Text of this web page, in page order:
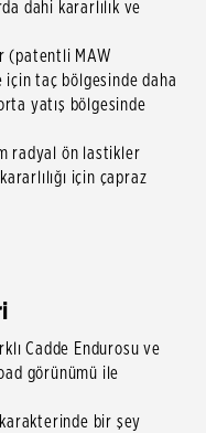
dahi kararlılık ve
(patentli MAW
taç bölgesinde daha
yatış bölgesinde
radyal ön lastikler
için çapraz
Cadde Endurosu ve
görünümü ile
bir şey